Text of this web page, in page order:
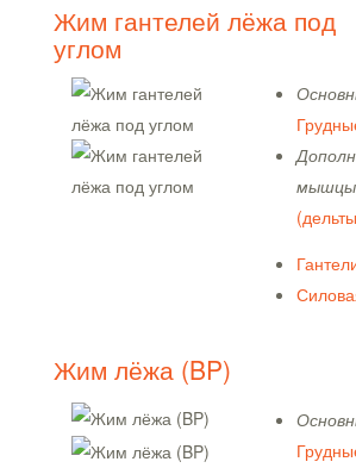
Жим гантелей лёжа под
углом
Жим лёжа (BP)